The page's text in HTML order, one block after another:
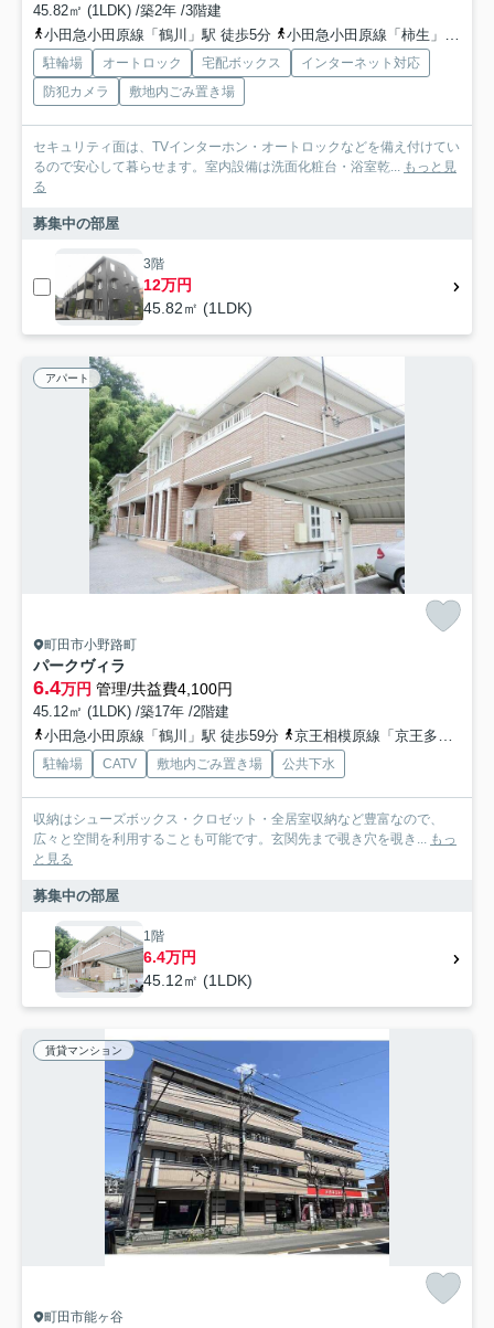
45.82㎡ (1LDK) /築2年 /3階建
小田急小田原線「鶴川」駅 徒歩5分
小田急小田原線「柿生」駅 徒歩20分
駐輪場 オートロック 宅配ボックス
インターネット対応
防犯カメラ
敷地内ごみ置き場
セキュリティ面は、TVインターホン・オートロックなどを備え付けてい
るので安心して暮らせます。室内設備は洗面化粧台・浴室乾... もっと見
る
募集中の部屋
3階
12万円
45.82㎡ (1LDK)
アパート
町田市小野路町
パークヴィラ
6.4万円 管理/共益費4,100円
45.12㎡ (1LDK) /築17年 /2階建
小田急小田原線「鶴川」駅 徒歩59分
京王相模原線「京王多摩センター」駅 徒歩46分
駐輪場 CATV 敷地内ごみ置き場 公共下水
収納はシューズボックス・クロゼット・全居室収納など豊富なので、
広々と空間を利用することも可能です。玄関先まで覗き穴を覗き... もっ
と見る
募集中の部屋
1階
6.4万円
45.12㎡ (1LDK)
賃貸マンション
町田市能ヶ谷